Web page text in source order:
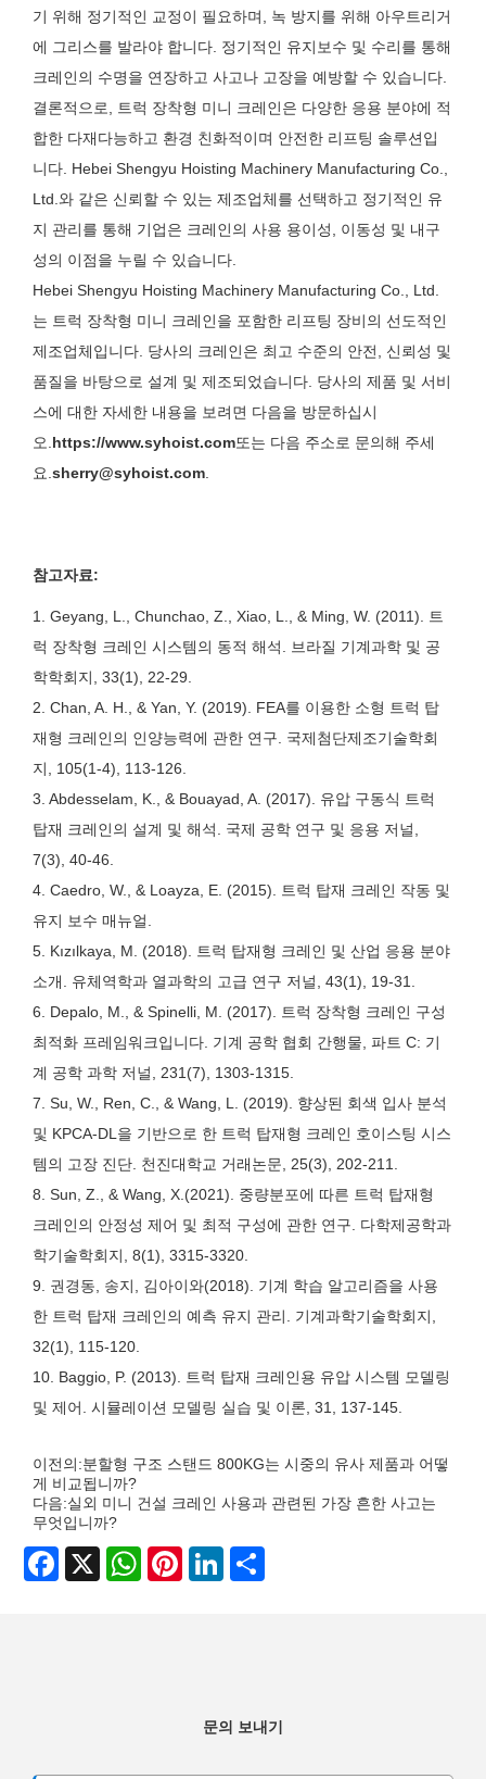
기 위해 정기적인 교정이 필요하며, 녹 방지를 위해 아우트리거
에 그리스를 발라야 합니다. 정기적인 유지보수 및 수리를 통해
크레인의 수명을 연장하고 사고나 고장을 예방할 수 있습니다.
결론적으로, 트럭 장착형 미니 크레인은 다양한 응용 분야에 적
합한 다재다능하고 환경 친화적이며 안전한 리프팅 솔루션입
니다. Hebei Shengyu Hoisting Machinery Manufacturing Co.,
Ltd.와 같은 신뢰할 수 있는 제조업체를 선택하고 정기적인 유
지 관리를 통해 기업은 크레인의 사용 용이성, 이동성 및 내구
성의 이점을 누릴 수 있습니다.
Hebei Shengyu Hoisting Machinery Manufacturing Co., Ltd.
는 트럭 장착형 미니 크레인을 포함한 리프팅 장비의 선도적인
제조업체입니다. 당사의 크레인은 최고 수준의 안전, 신뢰성 및
품질을 바탕으로 설계 및 제조되었습니다. 당사의 제품 및 서비
스에 대한 자세한 내용을 보려면 다음을 방문하십시
오. https://www.syhoist.com또는 다음 주소로 문의해 주세
요.sherry@syhoist.com
참고자료:
1. Geyang, L., Chunchao, Z., Xiao, L., & Ming, W. (2011). 트
럭 장착형 크레인 시스템의 동적 해석. 브라질 기계과학 및 공
학학회지, 33(1), 22-29.
2. Chan, A. H., & Yan, Y. (2019). FEA를 이용한 소형 트럭 탑
재형 크레인의 인양능력에 관한 연구. 국제첨단제조기술학회
지, 105(1-4), 113-126.
3. Abdesselam, K., & Bouayad, A. (2017). 유압 구동식 트럭
탑재 크레인의 설계 및 해석. 국제 공학 연구 및 응용 저널,
7(3), 40-46.
4. Caedro, W., & Loayza, E. (2015). 트럭 탑재 크레인 작동 및
유지 보수 매뉴얼.
5. Kızılkaya, M. (2018). 트럭 탑재형 크레인 및 산업 응용 분야
소개. 유체역학과 열과학의 고급 연구 저널, 43(1), 19-31.
6. Depalo, M., & Spinelli, M. (2017). 트럭 장착형 크레인 구성
최적화 프레임워크입니다. 기계 공학 협회 간행물, 파트 C: 기
계 공학 과학 저널, 231(7), 1303-1315.
7. Su, W., Ren, C., & Wang, L. (2019). 향상된 회색 입사 분석
및 KPCA-DL을 기반으로 한 트럭 탑재형 크레인 호이스팅 시스
템의 고장 진단. 천진대학교 거래논문, 25(3), 202-211.
8. Sun, Z., & Wang, X.(2021). 중량분포에 따른 트럭 탑재형
크레인의 안정성 제어 및 최적 구성에 관한 연구. 다학제공학과
학기술학회지, 8(1), 3315-3320.
9. 권경동, 송지, 김아이와(2018). 기계 학습 알고리즘을 사용
한 트럭 탑재 크레인의 예측 유지 관리. 기계과학기술학회지,
32(1), 115-120.
10. Baggio, P. (2013). 트럭 탑재 크레인용 유압 시스템 모델링
및 제어. 시뮬레이션 모델링 실습 및 이론, 31, 137-145.
이전의:분할형 구조 스탠드 800KG는 시중의 유사 제품과 어떻
게 비교됩니까?
다음:실외 미니 건설 크레인 사용과 관련된 가장 흔한 사고는
무엇입니까?
Facebook
X WhatsAppPinterestLinkedIn
문의 보내기